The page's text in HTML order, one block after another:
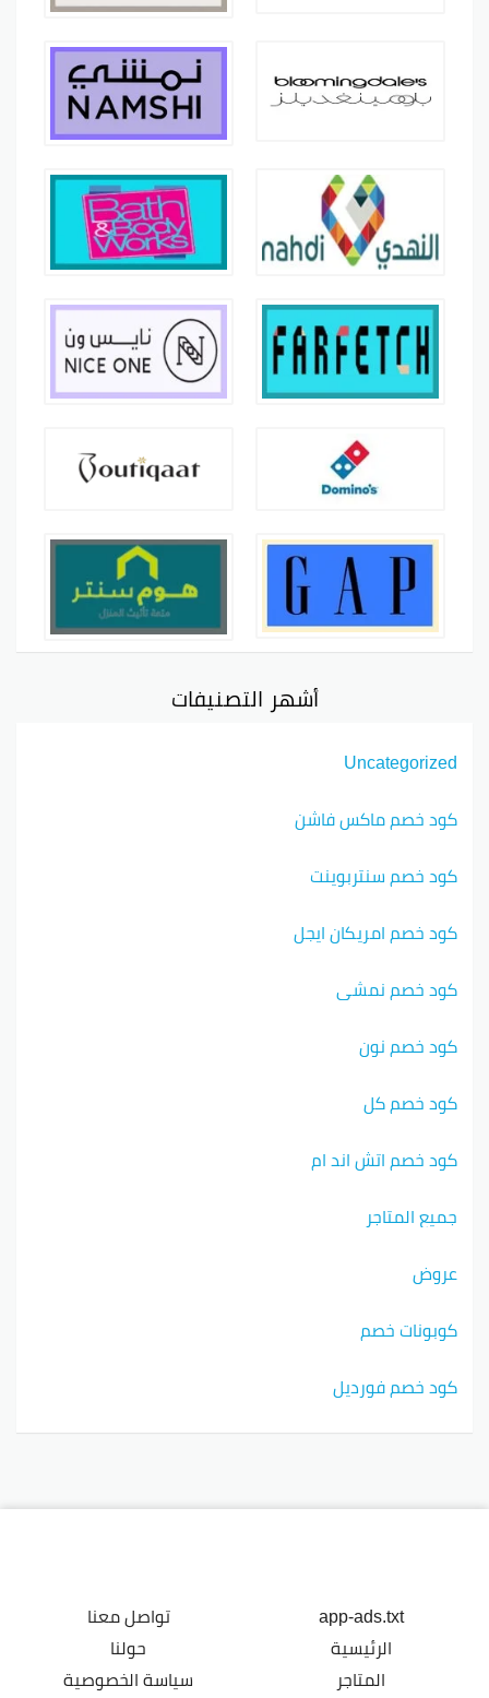
أشهر التصنيفات
Uncategorized
كود خصم ماكس فاشن
كود خصم سنتربوينت
كود خصم امريكان ايجل
كود خصم نمشي
كود خصم نون
كود خصم كل
كود خصم اتش اند ام
جميع المتاجر
عروض
كوبونات خصم
كود خصم فورديل
app-ads.txt
الرئيسية
المتاجر
تواصل معنا
حولنا
سياسة الخصوصية